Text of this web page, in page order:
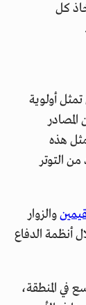
كل
أولوية
هذه
التوتر
والزوار
أنظمة الدفاع
في المنطقة،